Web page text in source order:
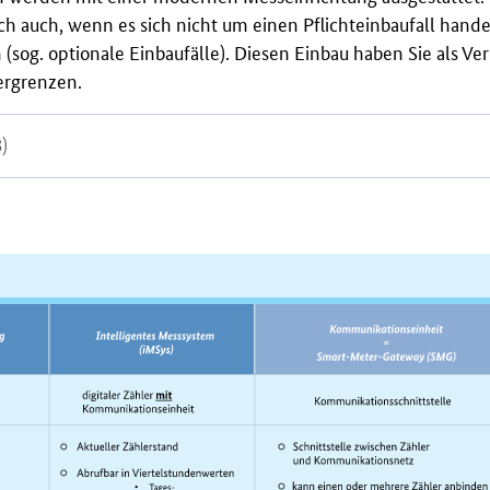
auch, wenn es sich nicht um einen Pflichteinbaufall
optionale Einbaufälle). Diesen Einbau haben Sie als